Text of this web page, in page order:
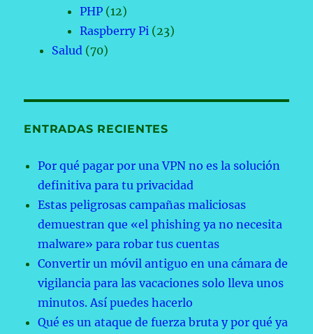
PHP (12)
Raspberry Pi (23)
Salud (70)
ENTRADAS RECIENTES
Por qué pagar por una VPN no es la solución
definitiva para tu privacidad
Estas peligrosas campañas maliciosas
demuestran que «el phishing ya no necesita
malware» para robar tus cuentas
Convertir un móvil antiguo en una cámara de
vigilancia para las vacaciones solo lleva unos
minutos. Así puedes hacerlo
Qué es un ataque de fuerza bruta y por qué ya